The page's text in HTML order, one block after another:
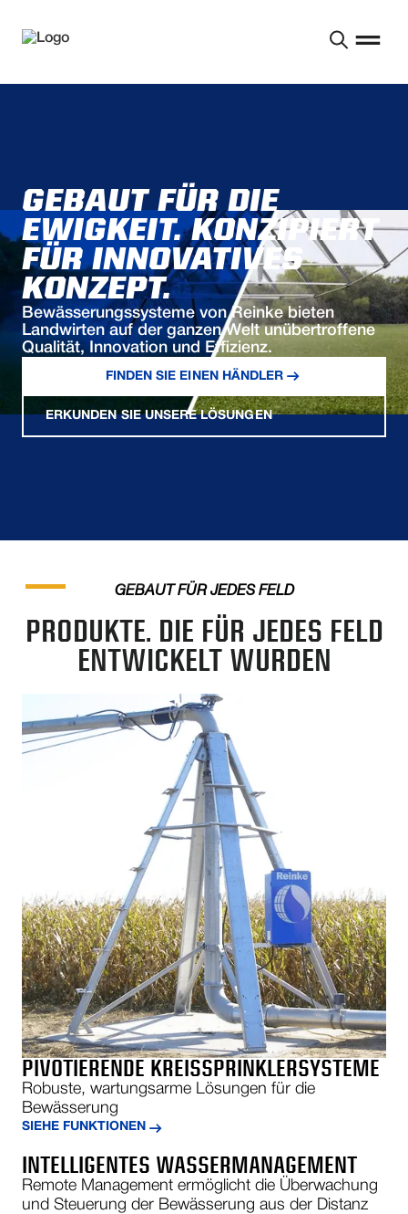
GEBAUT FÜR DIE
EWIGKEIT. KONZIPIERT
FÜR INNOVATIVES
KONZEPT.
Bewässerungssysteme von Reinke bieten
Landwirten auf der ganzen Welt unübertroffene
Qualität, Innovation und Effizienz.
FINDEN SIE EINEN HÄNDLER
ERKUNDEN SIE UNSERE LÖSUNGEN
GEBAUT FÜR JEDES FELD
PRODUKTE. DIE FÜR JEDES FELD
ENTWICKELT WURDEN
PIVOTIERENDE KREISSPRINKLERSYSTEME
Robuste, wartungsarme Lösungen für die
Bewässerung
SIEHE FUNKTIONEN
INTELLIGENTES WASSERMANAGEMENT
Remote Management ermöglicht die Überwachung
und Steuerung der Bewässerung aus der Distanz